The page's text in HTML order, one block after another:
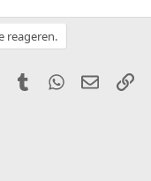
reageren.
PinterestTumblr WhatsApp
E-mail